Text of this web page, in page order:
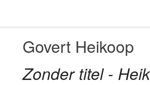
Govert Heikoop
Zonder titel -